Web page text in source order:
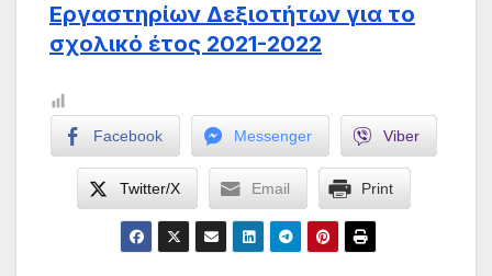
Εργαστηρίων Δεξιοτήτων για το
σχολικό έτος 2021-2022
Facebook Messenger Viber
Twitter/X Email Print